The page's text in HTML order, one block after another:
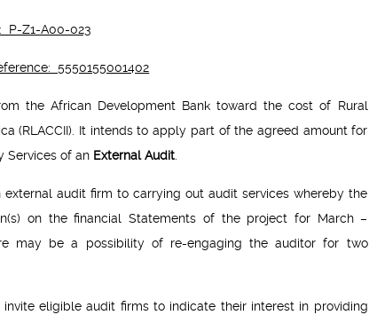
P-Z1-A00-023
5550155001402
the African Development Bank toward the cost of Rural
(RLACCII). It intends to apply part of the agreed amount for
Services of an External Audit.
audit firm to carrying out audit services whereby the
on the financial Statements of the project for March –
may be a possibility of re-engaging the auditor for two
eligible audit firms to indicate their interest in providing